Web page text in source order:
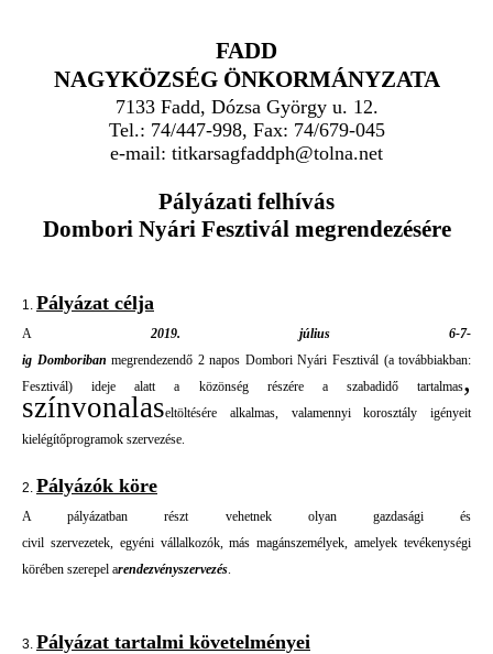
FADD
NAGYKÖZSÉG ÖNKORMÁNYZATA
7133 Fadd, Dózsa György u. 12.
Tel.: 74/447-998, Fax: 74/679-045
e-mail: titkarsagfaddph@tolna.net
Pályázati felhívás
Dombori Nyári Fesztivál megrendezésére
1. Pályázat célja
A 2019. július 6-7-
ig Domboriban megrendezendő 2 napos Dombori Nyári Fesztivál (a továbbiakban:
Fesztivál)
ideje alatt a közönség részére a szabadidő tartalmas,
színvonalaseltöltésére alkalmas, valamennyi korosztály igényeit
kielégítőprogramok szervezése.
2. Pályázók köre
A pályázatban részt vehetnek olyan gazdasági és
civil szervezetek, egyéni vállalkozók, más magánszemélyek, amelyek tevékenységi
körében szerepel arendezvényszervezés.
3. Pályázat tartalmi követelményei